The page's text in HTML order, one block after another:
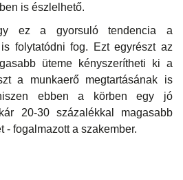
is észlelhető.
ez a gyorsuló tendencia a
folytatódni fog. Ezt egyrészt az
üteme kényszerítheti ki a
a munkaerő megtartásának is
ebben a körben egy jó
20-30 százalékkal magasabb
- fogalmazott a szakember.